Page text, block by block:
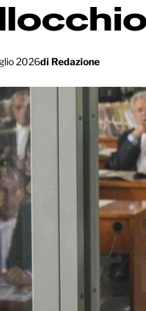
2026di Redazione